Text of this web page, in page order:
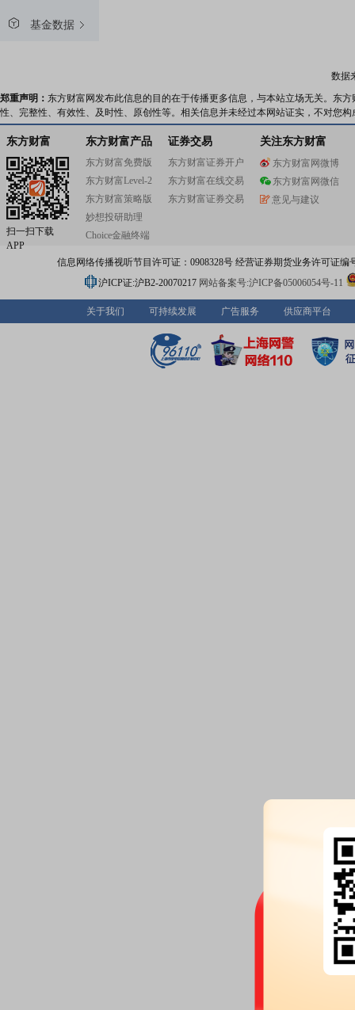
基金数据
数据
郑重声明： 东方财富网发布此信息的目的在于传播更多信息，与本站立场无关。东
性、完整性、有效性、及时性、原创性等。相关信息并未经过本网站证实，不对您
东方财富
扫一扫下载
APP
东方财富产品
东方财富免费版
东方财富Level-2
东方财富策略版
妙想投研助理
Choice金融终端
证券交易
东方财富证券开户
东方财富在线交易
东方财富证券交易
关注东方财富
东方财富网微博
东方财富网微信
意见与建议
信息网络传播视听节目许可证：0908328号 经营证券期货业务许可证编
沪ICP证:沪B2-20070217 网站备案号:沪ICP备05006054号-11
关于我们 可持续发展 广告服务 供应商平台